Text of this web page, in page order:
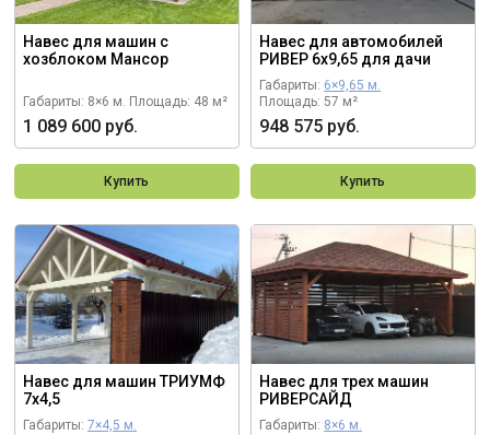
Навес для машин с
хозблоком Мансор
Габариты: 8×6 м. Площадь: 48 м²
1 089 600 руб.
Купить
Навес для автомобилей
РИВЕР 6х9,65 для дачи
Габариты: 6×9,65 м.
Площадь: 57 м²
948 575 руб.
Купить
Навес для машин ТРИУМФ
7х4,5
Габариты: 7×4,5 м.
Навес для трех машин
РИВЕРСАЙД
Габариты: 8×6 м.